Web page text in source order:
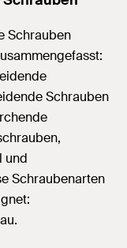
Schrauben
Schrauben
und
Schraubenarten